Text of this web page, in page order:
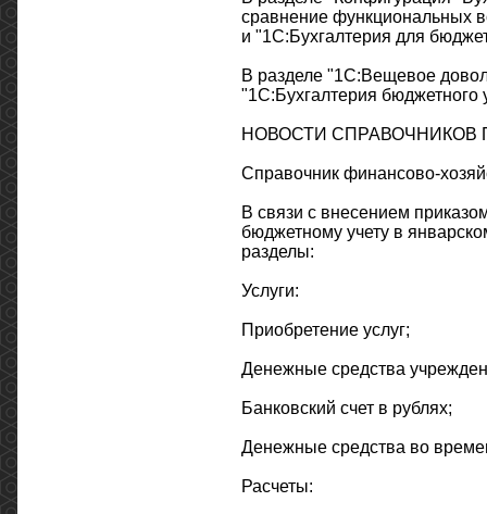
сравнение функциональных
и "1С:Бухгалтерия для
В разделе "1С:Вещевое
"1С:Бухгалтерия
НОВОСТИ СПРАВОЧНИКОВ
Справочник финансово-
В связи с внесением
бюджетному учету в
разделы:
Услуги:
Приобретение услуг;
Денежные средства
Банковский счет в рублях;
Денежные средства во
Расчеты: